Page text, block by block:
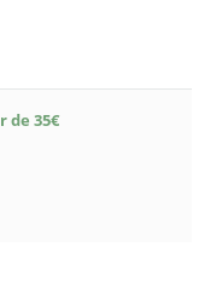
de 35€